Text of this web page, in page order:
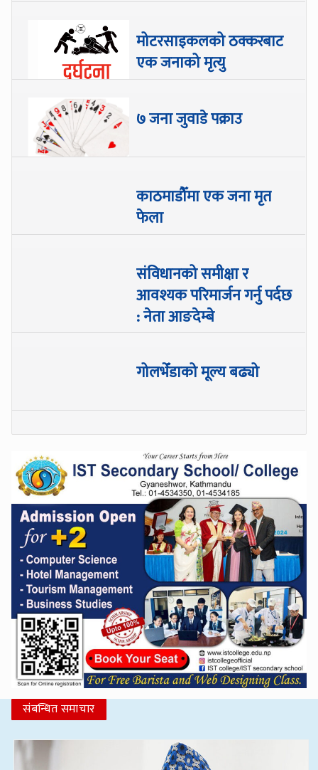
मोटरसाइकलको ठक्करबाट
एक जनाको मृत्यु
७ जना जुवाडे पक्राउ
काठमाडौँमा एक जना मृत
फेला
संविधानको समीक्षा र
आवश्यक परिमार्जन गर्नु पर्दछ
: नेता आङदेम्बे
गोलभेँडाको मूल्य बढ्यो
संबन्धित समाचार